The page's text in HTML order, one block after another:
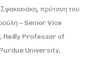
πρύτανη του
– Senior Vice
Reilly Professor of
University,